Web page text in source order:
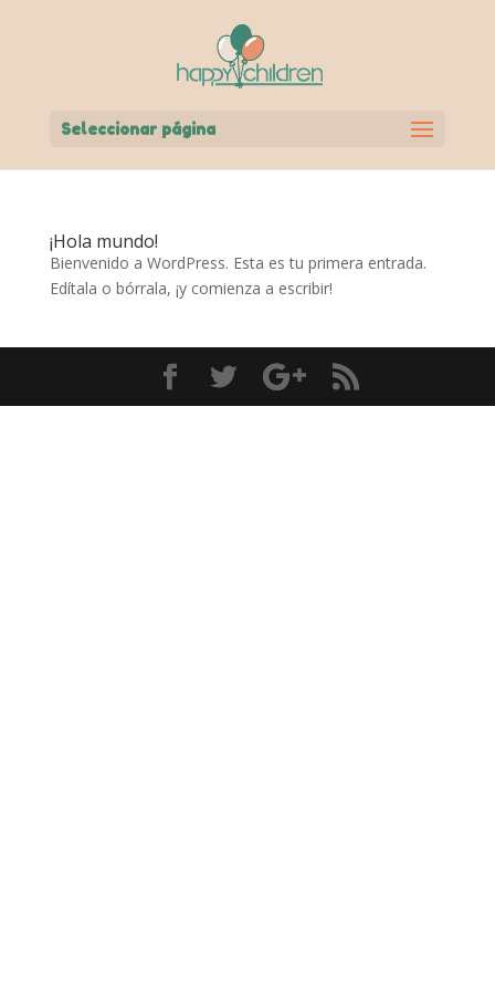
Seleccionar página
¡Hola mundo!
Bienvenido a WordPress. Esta es tu primera entrada.
Edítala o bórrala, ¡y comienza a escribir!